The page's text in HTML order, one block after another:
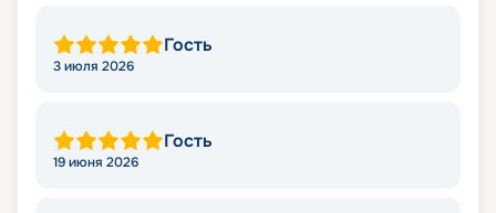
Гость
3 июля 2026
Гость
19 июня 2026